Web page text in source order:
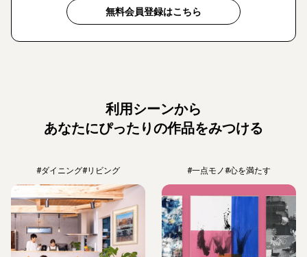
無料会員登録はこちら
利用シーンから
あなたにぴったりの作品をみつける
#ダイニング#リビング #一点モノ#心を満たす